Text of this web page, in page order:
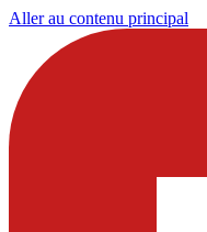
Aller au contenu principal